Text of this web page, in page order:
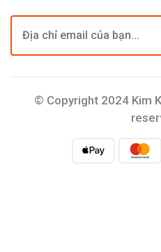
© Copyright 2024 Kim